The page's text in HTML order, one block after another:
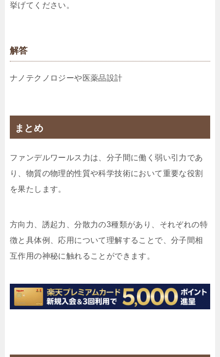
挙げてください。
解答
ナノテクノロジーや医薬品設計
まとめ
ファンデルワールス力は、分子間に働く弱い引力であ
り、物質の物理的性質や科学技術において重要な役割
を果たします。
方向力、誘起力、分散力の3種類があり、それぞれの特
徴と具体例、応用について理解することで、分子間相
互作用の神秘に触れることができます。